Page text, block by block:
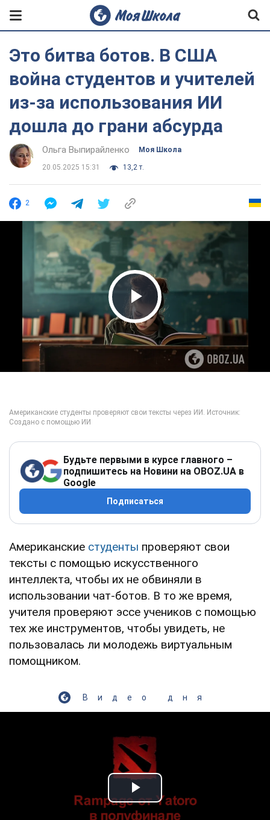
Это битва ботов. В США
война студентов и учителей
из-за использования ИИ
дошла до грани абсурда
Ольга Выпирайленко Моя Школа
20.05.2025 15:31 13,2 т.
2
Play Video
Будьте первыми в курсе главного –
подпишитесь на Новини на OBOZ.UA в
Google
Подписаться
Американские студенты проверяют свои
тексты с помощью искусственного
интеллекта, чтобы их не обвиняли в
использовании чат-ботов. В то же время,
учителя проверяют эссе учеников с помощью
тех же инструментов, чтобы увидеть, не
пользовалась ли молодежь виртуальным
помощником.
Видео дня
Play Video